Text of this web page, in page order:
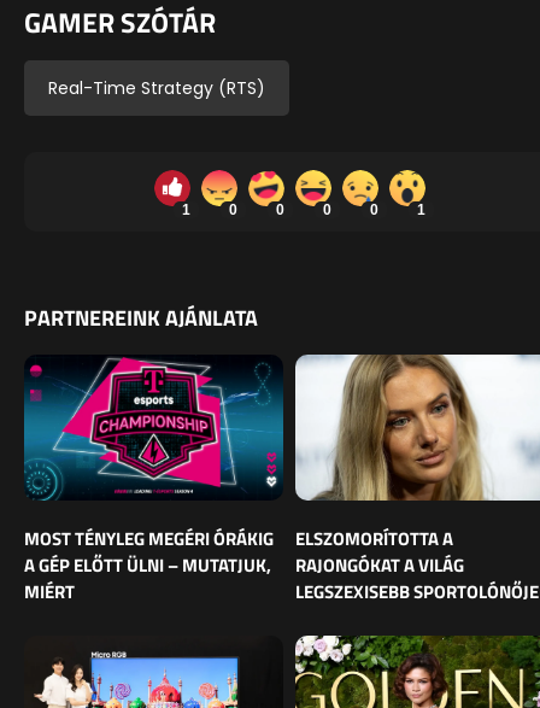
GAMER SZÓTÁR
Real-Time Strategy (RTS)
1 0 0 0 0 1
PARTNEREINK AJÁNLATA
MOST TÉNYLEG MEGÉRI ÓRÁKIG
A GÉP ELŐTT ÜLNI – MUTATJUK,
MIÉRT
ELSZOMORÍTOTTA A
RAJONGÓKAT A VILÁG
LEGSZEXISEBB SPORTOLÓNŐJE